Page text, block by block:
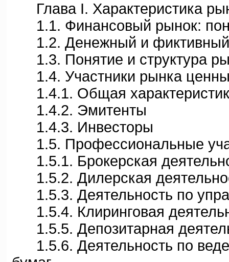
Глава I. Характеристика
1.1. Финансовый рынок:
1.2. Денежный и фиктивный
1.3. Понятие и структура
1.4. Участники рынка
1.4.1. Общая
1.4.2. Эмитенты
1.4.3. Инвесторы
1.5. Профессиональные
1.5.1. Брокерская
1.5.2. Дилерская
1.5.3. Деятельность по
1.5.4. Клиринговая
1.5.5. Депозитарная
1.5.6. Деятельность по